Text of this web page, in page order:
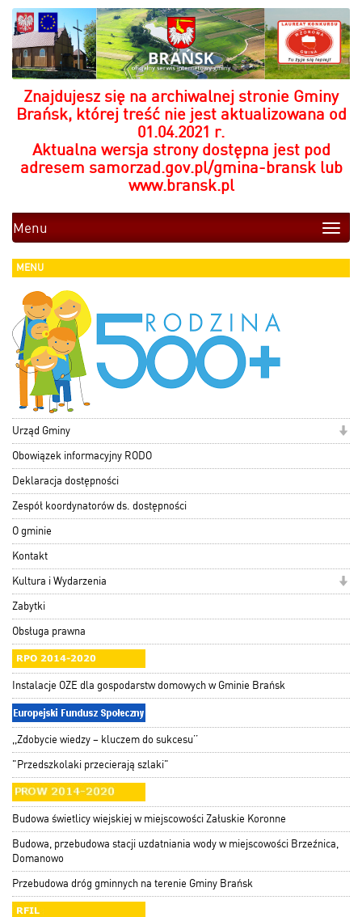
Znajdujesz się na archiwalnej stronie Gminy
Brańsk, której treść nie jest aktualizowana od
01.04.2021 r.
Aktualna wersja strony dostępna jest pod
adresem samorzad.gov.pl/gmina-bransklub
www.bransk.pl
Toggle
Menu
MENU
Urząd Gminy
Obowiązek informacyjny RODO
Deklaracja dostępności
Zespół koordynatorów ds. dostępności
O gminie
Kontakt
Kultura i Wydarzenia
Zabytki
Obsługa prawna
Instalacje OZE dla gospodarstw domowych w Gminie Brańsk
,,Zdobycie wiedzy – kluczem do sukcesu’’
"Przedszkolaki przecierają szlaki"
Budowa świetlicy wiejskiej w miejscowości Załuskie Koronne
Budowa, przebudowa stacji uzdatniania wody w miejscowości Brzeźnica,
Domanowo
Przebudowa dróg gminnych na terenie Gminy Brańsk